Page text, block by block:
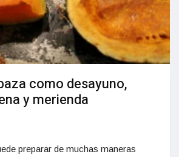
como desayuno,
y merienda
preparar de muchas maneras